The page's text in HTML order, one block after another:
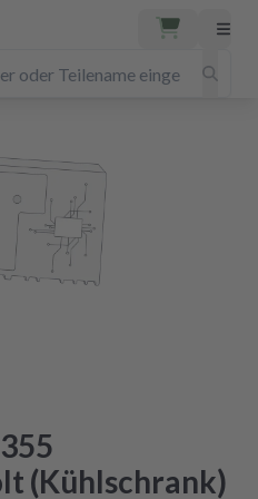
(Kühlschrank)